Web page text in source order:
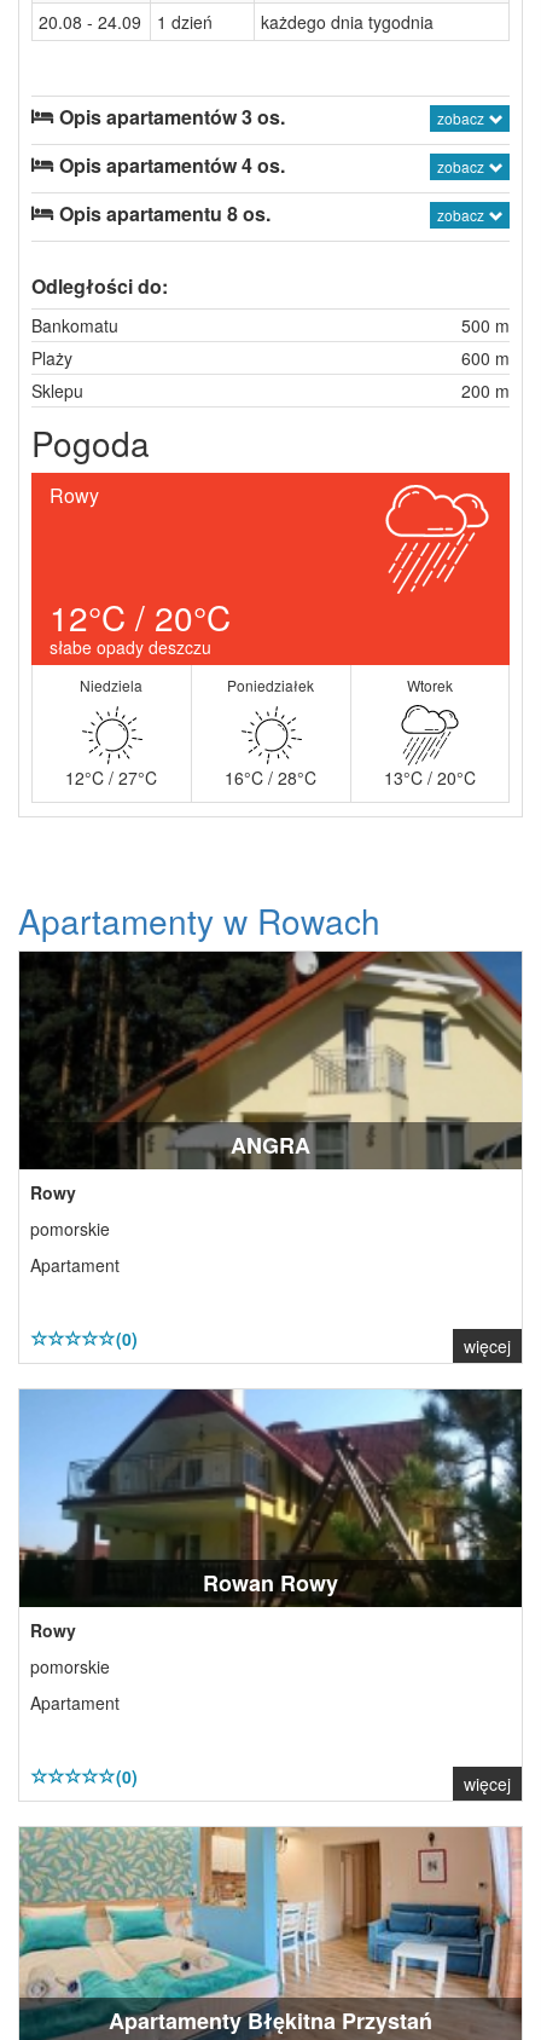
20.08 - 24.09
1 dzień każdego dnia tygodnia
Opis apartamentów 3 os. zobacz
Opis apartamentów 4 os. zobacz
Opis apartamentu 8 os. zobacz
Odległości do:
Bankomatu
500 m
Plaży
600 m
Sklepu
200 m
Pogoda
Rowy
12°C / 20°C
słabe opady deszczu
Niedziela
12°C / 27°C
Poniedziałek
16°C / 28°C
Wtorek
13°C / 20°C
Apartamenty w Rowach
ANGRA
Rowy
pomorskie
Apartament
(0) więcej
Rowan Rowy
Rowy
pomorskie
Apartament
(0) więcej
Apartamenty Błękitna Przystań